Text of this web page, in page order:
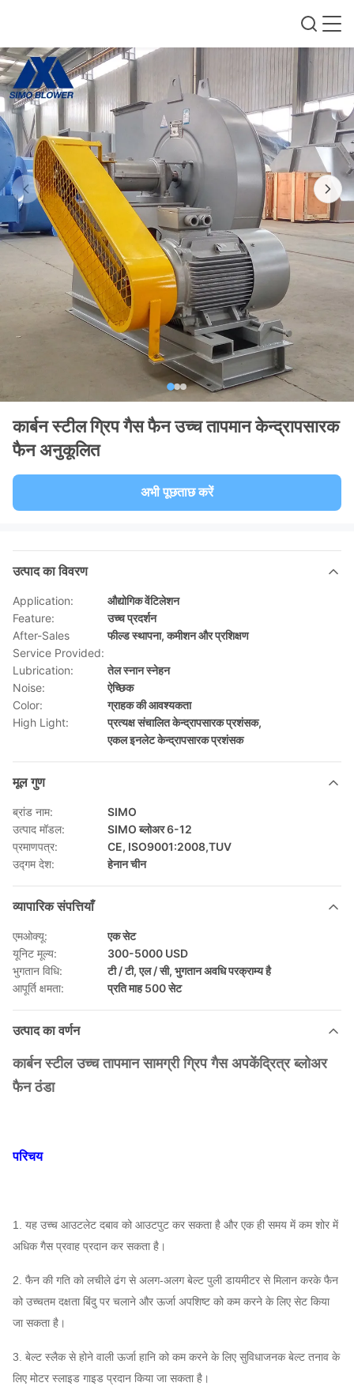
कार्बन स्टील ग्रिप गैस फैन उच्च तापमान केन्द्रापसारक
फैन अनुकूलित
अभी पूछताछ करें
उत्पाद का विवरण
Application:
औद्योगिक वेंटिलेशन
Feature:
उच्च प्रदर्शन
After-Sales
Service Provided:
फील्ड स्थापना, कमीशन और प्रशिक्षण
Lubrication:
तेल स्नान स्नेहन
Noise:
ऐच्छिक
Color:
ग्राहक की आवश्यकता
High Light:
प्रत्यक्ष संचालित केन्द्रापसारक प्रशंसक,
एकल इनलेट केन्द्रापसारक प्रशंसक
मूल गुण
ब्रांड नाम:
SIMO
उत्पाद मॉडल:
SIMO ब्लोअर 6-12
प्रमाणपत्र:
CE, ISO9001:2008,TUV
उद्गम देश:
हेनान चीन
व्यापारिक संपत्तियाँ
एमओक्यू:
एक सेट
यूनिट मूल्य:
300-5000 USD
भुगतान विधि:
टी / टी, एल / सी, भुगतान अवधि परक्राम्य है
आपूर्ति क्षमता:
प्रति माह 500 सेट
उत्पाद का वर्णन
कार्बन स्टील उच्च तापमान सामग्री ग्रिप गैस अपकेंद्रित्र ब्लोअर
फैन ठंडा
परिचय
1. यह उच्च आउटलेट दबाव को आउटपुट कर सकता है और एक ही समय में कम शोर में
अधिक गैस प्रवाह प्रदान कर सकता है।
2. फैन की गति को लचीले ढंग से अलग-अलग बेल्ट पुली डायमीटर से मिलान करके फैन
को उच्चतम दक्षता बिंदु पर चलाने और ऊर्जा अपशिष्ट को कम करने के लिए सेट किया
जा सकता है।
3. बेल्ट स्लैक से होने वाली ऊर्जा हानि को कम करने के लिए सुविधाजनक बेल्ट तनाव के
लिए मोटर स्लाइड गाइड प्रदान किया जा सकता है।